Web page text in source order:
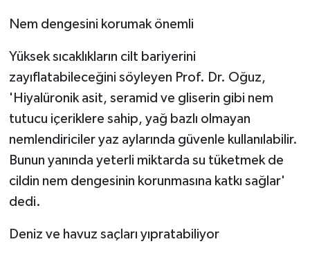
Nem dengesini korumak önemli
Yüksek sıcaklıkların cilt bariyerini
zayıflatabileceğini söyleyen Prof. Dr. Oğuz,
'Hiyalüronik asit, seramid ve gliserin gibi nem
tutucu içeriklere sahip, yağ bazlı olmayan
nemlendiriciler yaz aylarında güvenle kullanılabilir.
Bunun yanında yeterli miktarda su tüketmek de
cildin nem dengesinin korunmasına katkı sağlar'
dedi.
Deniz ve havuz saçları yıpratabiliyor